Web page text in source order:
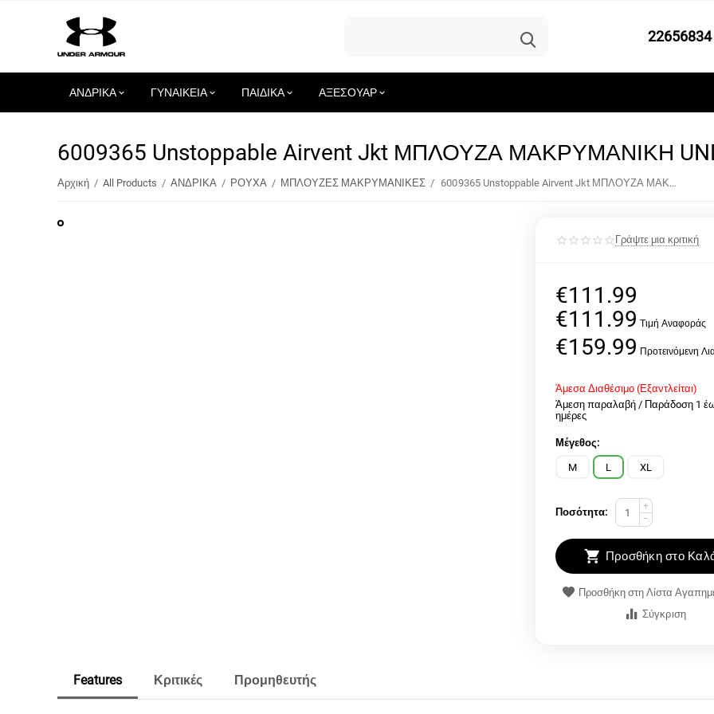
22656834
ΑΝΔΡΙΚΑ ΓΥΝΑΙΚΕΙΑ ΠΑΙΔΙΚΑ ΑΞΕΣΟΥΑΡ
6009365 Unstoppable Airvent Jkt ΜΠΛΟΥΖΑ ΜΑΚΡΥΜΑΝΙΚΗ
Αρχική / All Products / ΑΝΔΡΙΚΑ / ΡΟΥΧΑ / ΜΠΛΟΥΖΕΣ ΜΑΚΡΥΜΑΝΙΚΕΣ / 6009365 Unstoppable Airvent Jkt ΜΠΛΟΥΖΑ ΜΑΚΡΥΜΑΝΙΚΗ UNDER ARMOUR
Γράψτε μια κριτική
€111.99
€159.99
€111.99
Άμεσα Διαθέσιμο (Εξαντλείται)
Άμεση παραλαβή / Παράδoση 1
ημέρες
Μέγεθος:
M L XL
Ποσότητα:
+
−
Προσθήκη στο
Προσθήκη στη Λίστα
Σύγκριση
Features Κριτικές Προμηθευτής